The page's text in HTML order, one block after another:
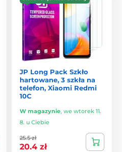
JP Long Pack Szkło
hartowane, 3 szkła na
telefon, Xiaomi Redmi
10C
W magazynie, we wtorek 11.
8. u Ciebie
25.5 zł
20.4 zł